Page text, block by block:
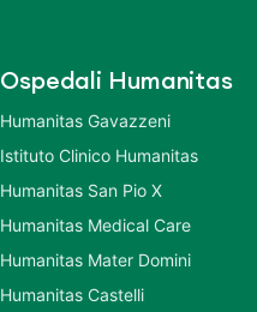
Ospedali Humanitas
Humanitas Gavazzeni
Istituto Clinico Humanitas
Humanitas San Pio X
Humanitas Medical Care
Humanitas Mater Domini
Humanitas Castelli